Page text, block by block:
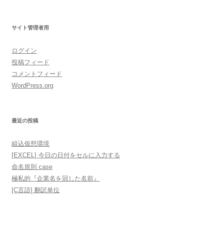
サイト管理者用
ログイン
投稿フィード
コメントフィード
WordPress.org
最近の投稿
組込仮想環境
[EXCEL] 今日の日付をセルに入力する
命名規則 case
極私的『企業名を冠した名前』
[C言語] 翻訳単位